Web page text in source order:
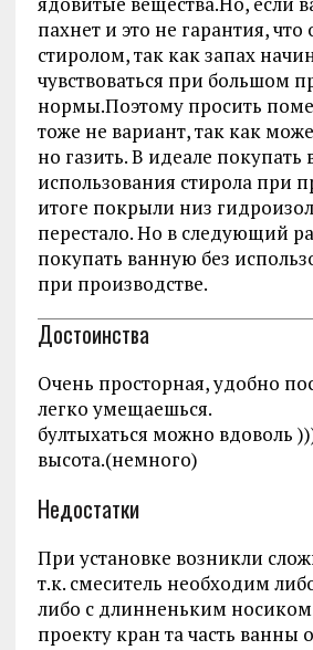
пахнет и это не гарантия, что
стиролом, так как запах
чувствоваться при большом
нормы.Поэтому просить
тоже не вариант, так как
но газить. В идеале покупать
использования стирола при
итоге покрыли низ
перестало. Но в следующий
покупать ванную без
при производстве.
Достоинства
Очень просторная, удобно
легко умещаешься.
бултыхаться можно вдоволь
высота.(немного)
Недостатки
При установке возникли
т.к. смеситель необходим
либо с длинненьким
проекту кран та часть ванны